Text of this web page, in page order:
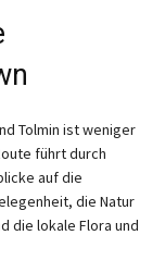
Tolmin ist weniger
führt durch
auf die
die Natur
die lokale Flora und